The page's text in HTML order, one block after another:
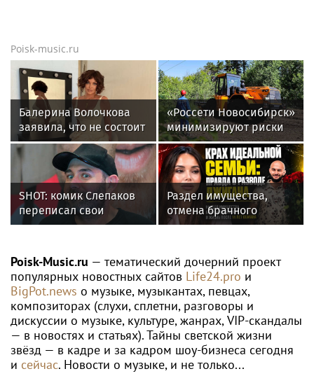
Poisk-music.ru
Балерина Волочкова
заявила, что не состоит
в отношениях с
молодым журналистом
«Россети Новосибирск»
минимизируют риски
повреждений ЛЭП за
счет масштабной
расчистки просек
SHOT: комик Слепаков
переписал свои
квартиры в РФ на
переезда
Раздел имущества,
отмена брачного
контракта и новые
Джиган после развода с
Оксаной Самойловой
Poisk-Music.ru — тематический дочерний проект
популярных новостных сайтов Life24.pro и
BigPot.news о музыке, музыкантах, певцах,
композиторах (слухи, сплетни, разговоры и
дискуссии о музыке, культуре, жанрах, VIP-скандалы
— в новостях и статьях). Тайны светской жизни
звёзд — в кадре и за кадром шоу-бизнеса сегодня
и сейчас. Новости о музыке, и не только...